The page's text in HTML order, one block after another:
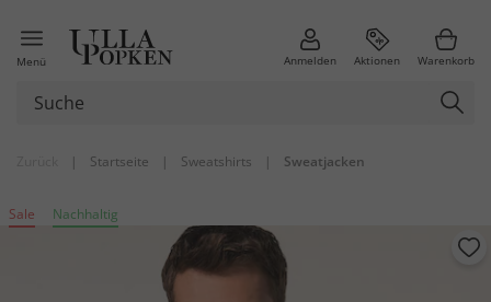
Menü Anmelden Aktionen Warenkorb
| Startseite | Sweatshirts | Sweatjacken
Sale Nachhaltig